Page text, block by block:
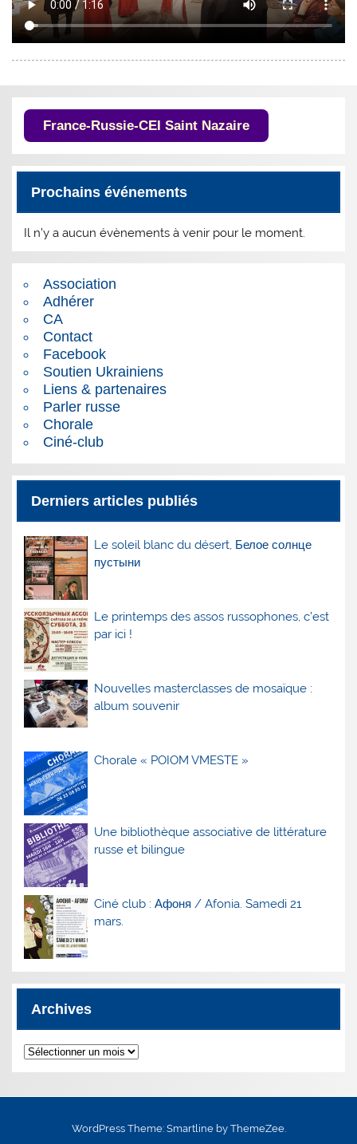
France-Russie-CEI Saint Nazaire
Prochains événements
Il n’y a aucun évènements à venir pour le moment.
Association
Adhérer
CA
Contact
Facebook
Soutien Ukrainiens
Liens & partenaires
Parler russe
Chorale
Ciné-club
Derniers articles publiés
Le soleil blanc du désert, Белое солнце
пустыни
Le printemps des assos russophones, c’est
par ici !
Nouvelles masterclasses de mosaïque :
album souvenir
Chorale « POIOM VMESTE »
Une bibliothèque associative de littérature
russe et bilingue
Ciné club : Афоня / Afonia. Samedi 21
mars.
Archives
Archives
WordPress Theme: Smartline by ThemeZee.